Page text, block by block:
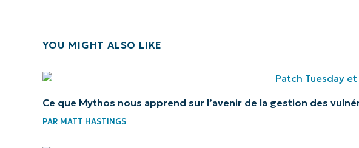
YOU MIGHT ALSO LIKE
Ce que Mythos nous apprend sur l’avenir de la gestion des
PAR MATT HASTINGS